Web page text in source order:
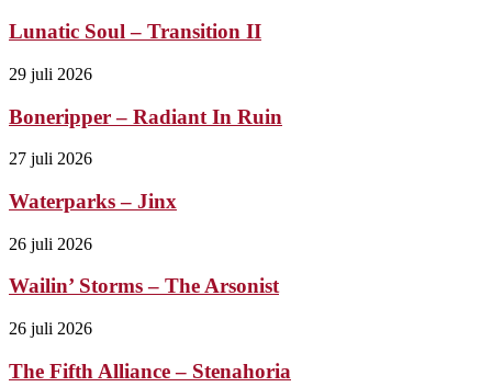
Lunatic Soul – Transition II
29 juli 2026
Boneripper – Radiant In Ruin
27 juli 2026
Waterparks – Jinx
26 juli 2026
Wailin’ Storms – The Arsonist
26 juli 2026
The Fifth Alliance – Stenahoria